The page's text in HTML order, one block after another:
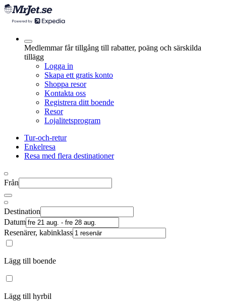
Medlemmar får tillgång till rabatter, poäng och särskilda
tillägg
Logga in
Skapa ett gratis konto
Shoppa resor
Kontakta oss
Registrera ditt boende
Resor
Lojalitetsprogram
Tur-och-retur
Enkelresa
Resa med flera destinationer
Från
Destination
Datum
Resenärer, kabinklass
Lägg till boende
Lägg till hyrbil